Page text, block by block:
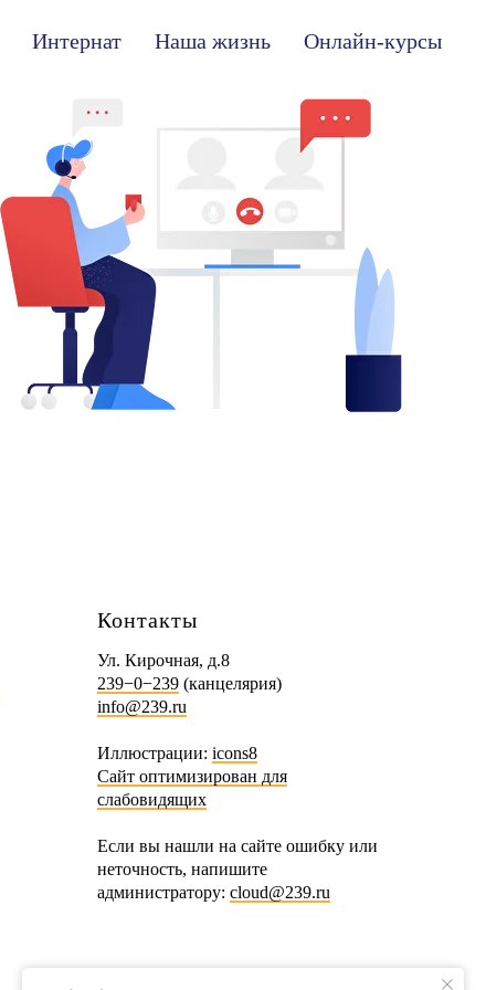
Интернат Наша жизнь Онлайн-курсы
Контакты
Ул. Кирочная, д.8
239−0−239 (канцелярия)
info@239.ru
Иллюстрации: icons8
Сайт оптимизирован для
слабовидящих
Если вы нашли на сайте ошибку или
неточность, напишите
администратору: cloud@239.ru